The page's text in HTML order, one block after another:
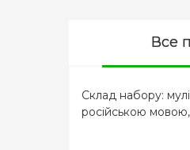
Все
Склад набору:
російською